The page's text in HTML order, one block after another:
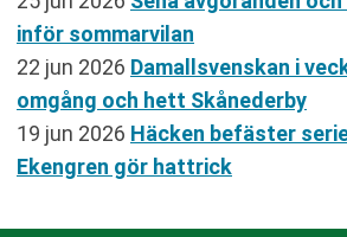
inför sommarvilan
22 jun 2026 Damallsvenskan i
omgång och hett Skånederby
19 jun 2026 Häcken befäster
Ekengren gör hattrick